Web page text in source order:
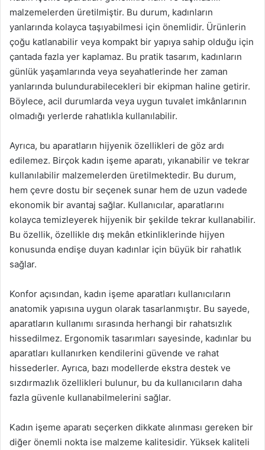
malzemelerden üretilmiştir. Bu durum, kadınların
yanlarında kolayca taşıyabilmesi için önemlidir. Ürünlerin
çoğu katlanabilir veya kompakt bir yapıya sahip olduğu için
çantada fazla yer kaplamaz. Bu pratik tasarım, kadınların
günlük yaşamlarında veya seyahatlerinde her zaman
yanlarında bulundurabilecekleri bir ekipman haline getirir.
Böylece, acil durumlarda veya uygun tuvalet imkânlarının
olmadığı yerlerde rahatlıkla kullanılabilir.
Ayrıca, bu aparatların hijyenik özellikleri de göz ardı
edilemez. Birçok kadın işeme aparatı, yıkanabilir ve tekrar
kullanılabilir malzemelerden üretilmektedir. Bu durum,
hem çevre dostu bir seçenek sunar hem de uzun vadede
ekonomik bir avantaj sağlar. Kullanıcılar, aparatlarını
kolayca temizleyerek hijyenik bir şekilde tekrar kullanabilir.
Bu özellik, özellikle dış mekân etkinliklerinde hijyen
konusunda endişe duyan kadınlar için büyük bir rahatlık
sağlar.
Konfor açısından, kadın işeme aparatları kullanıcıların
anatomik yapısına uygun olarak tasarlanmıştır. Bu sayede,
aparatların kullanımı sırasında herhangi bir rahatsızlık
hissedilmez. Ergonomik tasarımları sayesinde, kadınlar bu
aparatları kullanırken kendilerini güvende ve rahat
hissederler. Ayrıca, bazı modellerde ekstra destek ve
sızdırmazlık özellikleri bulunur, bu da kullanıcıların daha
fazla güvenle kullanabilmelerini sağlar.
Kadın işeme aparatı seçerken dikkate alınması gereken bir
diğer önemli nokta ise malzeme kalitesidir. Yüksek kaliteli